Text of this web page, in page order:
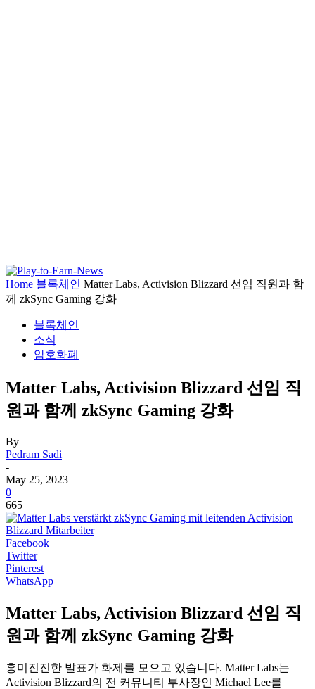
Home 블록체인 Matter Labs, Activision Blizzard 선임 직원과 함
께 zkSync Gaming 강화
블록체인
소식
암호화폐
Matter Labs, Activision Blizzard 선임 직
원과 함께 zkSync Gaming 강화
By
Pedram Sadi
-
May 25, 2023
0
665
Facebook
Twitter
Pinterest
WhatsApp
Matter Labs, Activision Blizzard 선임 직
원과 함께 zkSync Gaming 강화
흥미진진한 발표가 화제를 모으고 있습니다. Matter Labs는
Activision Blizzard의 전 커뮤니티 부사장인 Michael Lee를